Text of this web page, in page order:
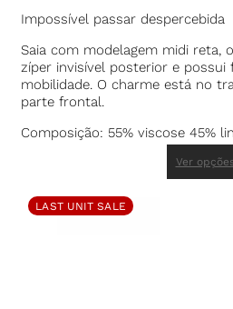
Impossível passar despercebida
Saia com modelagem midi reta,
zíper invisível posterior e possui
mobilidade. O charme está no
parte frontal.
Composição: 55% viscose 45%
Ver
LAST UNIT SALE